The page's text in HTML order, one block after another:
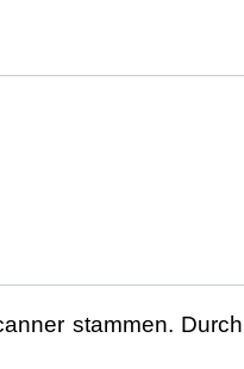
stammen.